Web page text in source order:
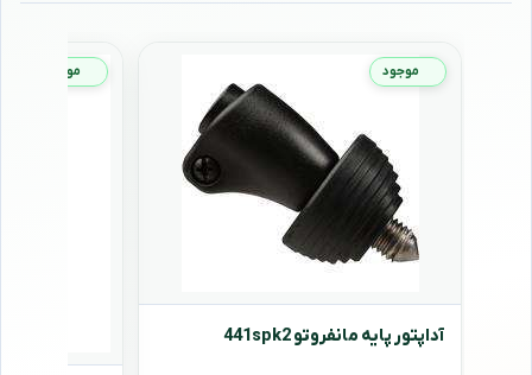
موجود
آداپتور پایه مانفروتو 441spk2
موجود